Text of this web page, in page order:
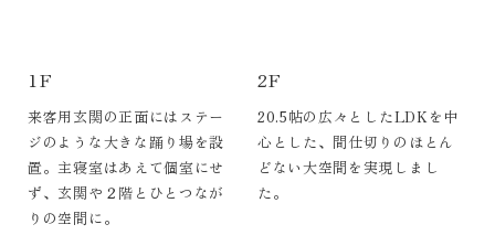
1F
来客用玄関の正面にはステー
ジのような大きな踊り場を設
置。主寝室はあえて個室にせ
ず、玄関や２階とひとつなが
りの空間に。
2F
20.5帖の広々としたLDKを中
心とした、間仕切りのほとん
どない大空間を実現しまし
た。